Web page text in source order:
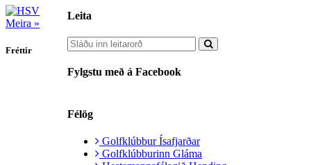
Leita
Fylgstu með á Facebook
Félög
Golfklúbbur Ísafjarðar
Golfklúbburinn Gláma
Meira »
Fréttir